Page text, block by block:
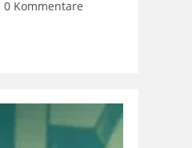
0 Kommentare